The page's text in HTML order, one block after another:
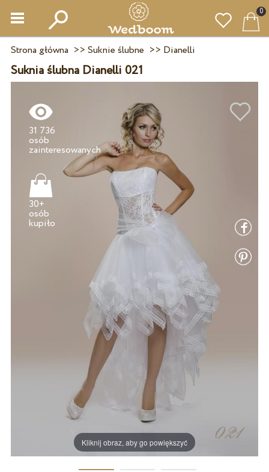
0
Strona główna >> Suknie ślubne >> Dianelli
Suknia ślubna Dianelli 021
Kliknij obraz, aby go powiększyć
31 736
osób
zainteresowanych
30+
osób